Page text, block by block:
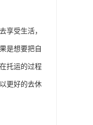
享受生活，
是想要把自
托运的过程
更好的去休